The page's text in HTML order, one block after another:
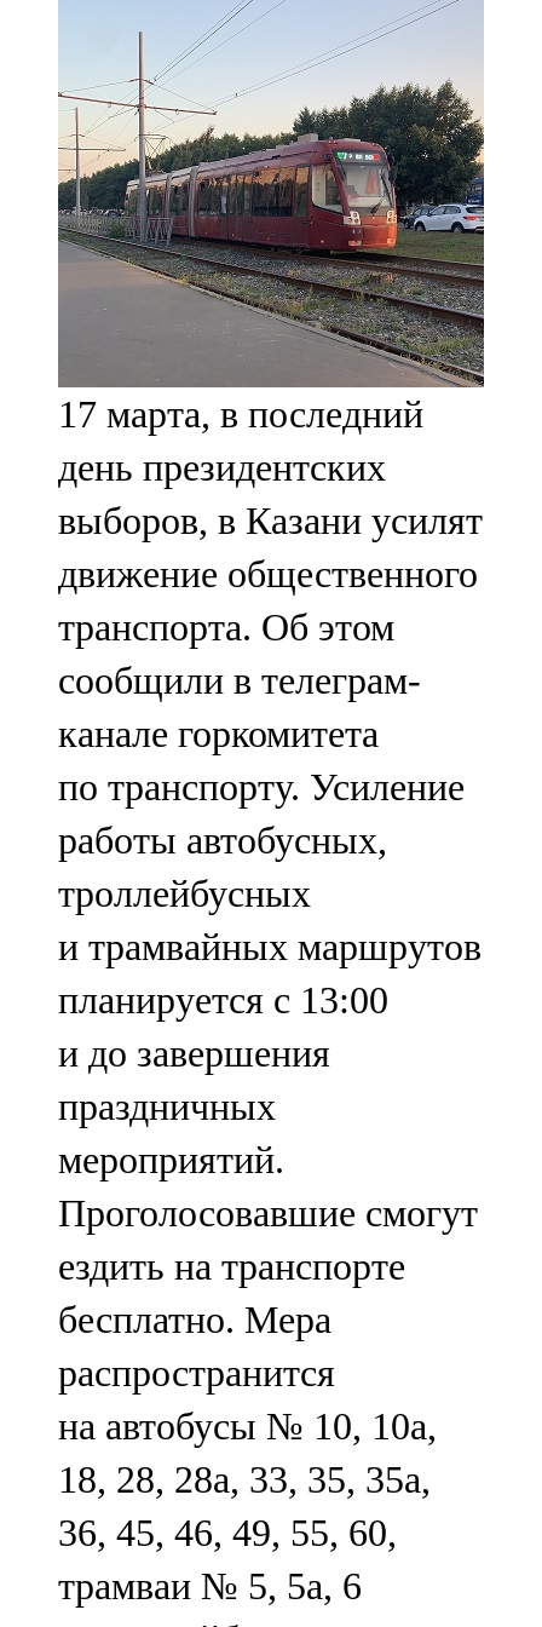
106,2 FM
Минзәлә
107,3 FM
Мөслим
100,0 FM
Нурлат
104,7 FM
Олы Әтнә
71,42 FM
Сарман
107,8 FM
Теләче
106,1 FM
Түбән Кама
102,6 FM
Чирмешән
107,7 FM
Чистай
103,0 FM
Чүпрәле
91,0 FM
Шәмәрдән
102,3 FM
Яңа чишмә
107,0 FM
Яр Чаллы
105,5 FM
17 марта, в последний
день президентских
выборов, в Казани усилят
движение общественного
транспорта. Об этом
сообщили в телеграм-
канале горкомитета
по транспорту. Усиление
работы автобусных,
троллейбусных
и трамвайных маршрутов
планируется с 13:00
и до завершения
праздничных
мероприятий.
Проголосовавшие смогут
ездить на транспорте
бесплатно. Мера
распространится
на автобусы № 10, 10а,
18, 28, 28а, 33, 35, 35а,
36, 45, 46, 49, 55, 60,
трамваи № 5, 5а, 6